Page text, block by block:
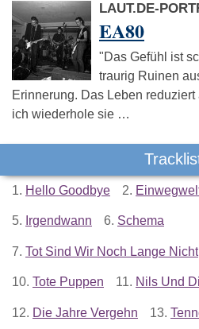
LAUT.DE-
EA80
"Das Gefühl ist
traurig Ruinen
Erinnerung. Das Leben
ich wiederhole sie …
1. Hello Goodbye 2.
5. Irgendwann 6. Schema
7. Tot Sind Wir Noch Lange Nicht
10. Tote Puppen 11. Nils Und
12. Die Jahre Vergehn 13.